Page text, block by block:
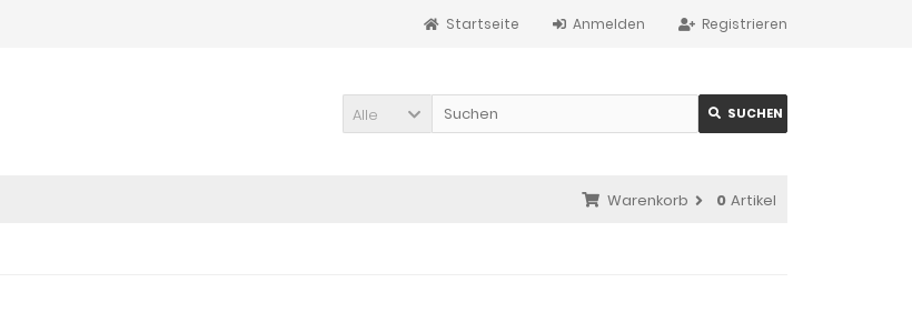
Registrieren
Anmelden
Startseite
Alle SUCHEN
Warenkorb 0 Artikel